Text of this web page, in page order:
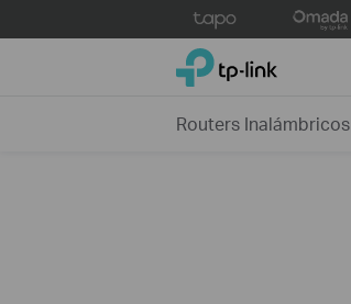
to
TP-Link, Reliably Smart
Routers Inalámbricos